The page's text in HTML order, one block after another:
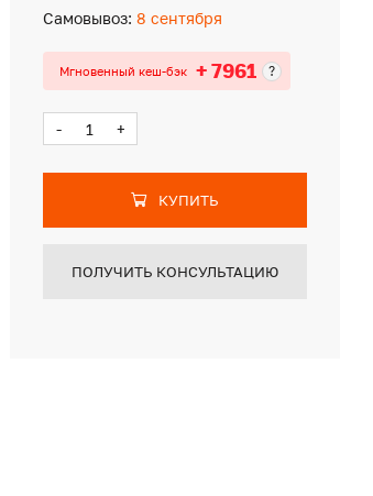
Самовывоз: 8 сентября
Мгновенный кеш-бэк + 7961 ?
- +
КУПИТЬ
ПОЛУЧИТЬ КОНСУЛЬТАЦИЮ